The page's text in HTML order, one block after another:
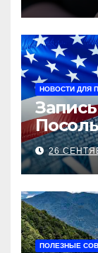
НОВОСТИ ДЛЯ
26
ПОЛЕЗНЫЕ